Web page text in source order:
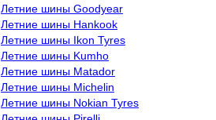
Летние шины Goodyear
Летние шины Hankook
Летние шины Ikon Tyres
Летние шины Kumho
Летние шины Matador
Летние шины Michelin
Летние шины Nokian Tyres